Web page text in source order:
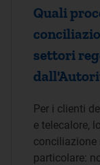
Quali
settori
Per i clienti
e telecalore,
conciliazione
particolare: